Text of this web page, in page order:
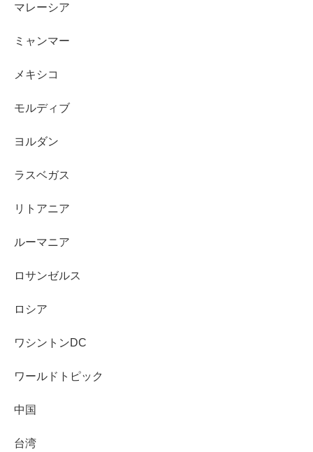
マレーシア
ミャンマー
メキシコ
モルディブ
ヨルダン
ラスベガス
リトアニア
ルーマニア
ロサンゼルス
ロシア
ワシントンDC
ワールドトピック
中国
台湾